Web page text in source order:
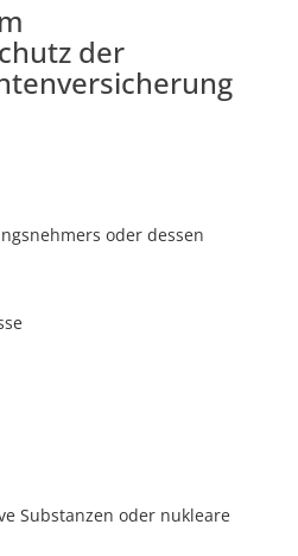
der
oder dessen
Substanzen oder nukleare